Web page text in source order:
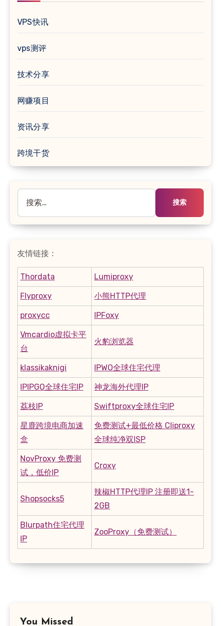
VPS快讯
vps测评
技术分享
网赚项目
资讯分享
跨境干货
索：
友情链接：
Thordata Lumiproxy
Flyproxy 小熊HTTP代理
proxycc IPFoxy
Vmcardio虚拟卡平
台
火豹浏览器
klassikaknigi IPWO全球住宅代理
IPIPGO全球住宅IP 神龙海外代理IP
荔枝IP Swiftproxy全球住宅IP
星鹿跨境电商加速
盒
免费测试+最低价格 Cliproxy
全球纯净双ISP
NovProxy 免费测
试，低价IP
Croxy
Shopsocks5
辣椒HTTP代理IP 注册即送1-
2GB
Blurpath住宅代理
IP
ZooProxy（免费测试）
You Missed